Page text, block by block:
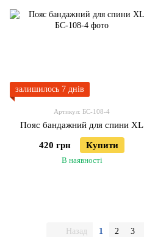
залишилось 7 днів
Артикул: БС-108-4
Пояс бандажний для спини XL
420 грн Купити
В наявності
Назад 1 2 3